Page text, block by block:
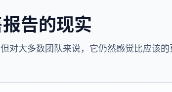
告的现实
大多数团队来说，它仍然感觉比应该的